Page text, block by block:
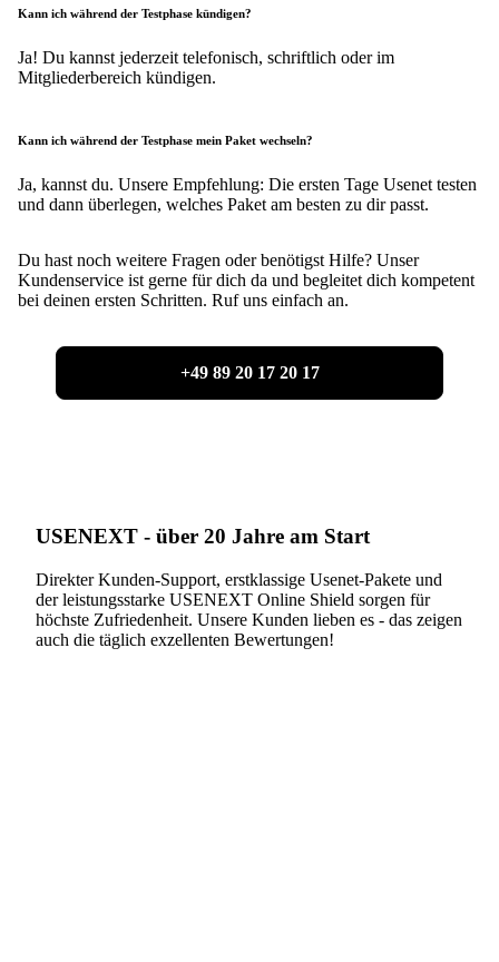
Kann ich während der Testphase kündigen?
Ja! Du kannst jederzeit telefonisch, schriftlich oder im
Mitgliederbereich kündigen.
Kann ich während der Testphase mein Paket wechseln?
Ja, kannst du. Unsere Empfehlung: Die ersten Tage Usenet testen
und dann überlegen, welches Paket am besten zu dir passt.
Du hast noch weitere Fragen oder benötigst Hilfe? Unser
Kundenservice ist gerne für dich da und begleitet dich kompetent
bei deinen ersten Schritten. Ruf uns einfach an.
+49 89 20 17 20 17
USENEXT - über 20 Jahre am Start
Direkter Kunden-Support, erstklassige Usenet-Pakete und
der leistungsstarke USENEXT Online Shield sorgen für
höchste Zufriedenheit. Unsere Kunden lieben es - das zeigen
auch die täglich exzellenten Bewertungen!